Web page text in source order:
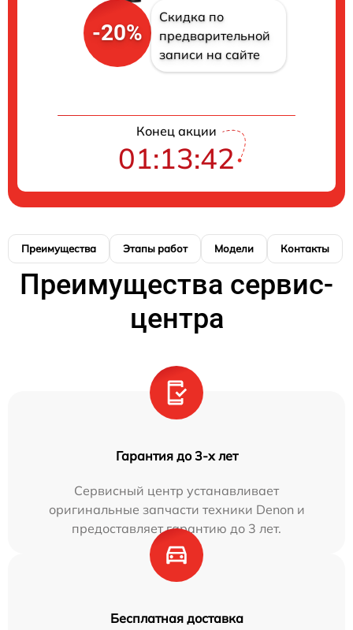
-20%
Скидка по
предварительной
записи на сайте
Конец акции
01:13:42
Преимущества Этапы работ Модели Контакты
Преимущества сервис-
центра
Гарантия до 3-х лет
Сервисный центр устанавливает
оригинальные запчасти техники Denon и
предоставляет гарантию до 3 лет.
Бесплатная доставка